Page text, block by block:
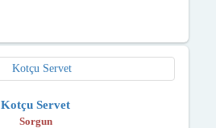
Kotçu Servet
Sorgun